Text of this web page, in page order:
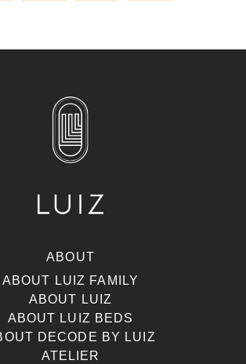
ABOUT
ABOUT LUIZ FAMILY
ABOUT LUIZ
ABOUT LUIZ BEDS
DECODE BY LUIZ
ATELIER